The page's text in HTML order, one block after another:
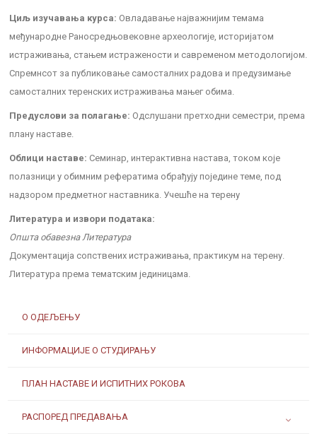
О ОДЕЉЕЊУ
ИНФОРМАЦИЈЕ О СТУДИРАЊУ
ПЛАН НАСТАВЕ И ИСПИТНИХ РОКОВА
РАСПОРЕД ПРЕДАВАЊА
Циљ изучавања курса: Овладавање најважнијим темама
међународне Раносредњовековне археологије, историјатом
истраживања, стањем истражености и савременом методологијом.
Спремнсот за публиковање самосталних радова и предузимање
самосталних теренских истраживања мањег обима.
Предуслови за полагање: Одслушани претходни семестри, према
плану наставе.
Облици наставе: Семинар, интерактивна настава, током које
полазници у обимним рефератима обрађују поједине теме, под
надзором предметног наставника. Учешће на терену
Литература и извори података:
Општа обавезна Литература
Документација сопствених истраживања, практикум на терену.
Литература према тематским јединицама.